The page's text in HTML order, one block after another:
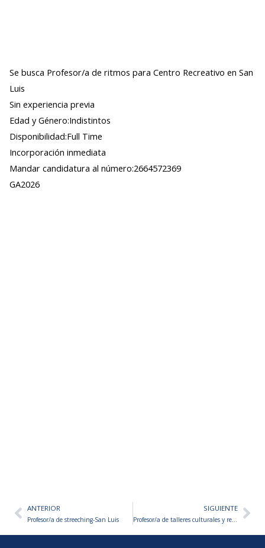
Se busca Profesor/a de ritmos para Centro Recreativo en San
Luis
Sin experiencia previa
Edad y Género:Indistintos
Disponibilidad:Full Time
Incorporación inmediata
Mandar candidatura al número:2664572369
GA2026
AntANTERIOR
Profesor/a de streeching-San Luis
SIGUIENTE
Profesor/a de talleres culturales y recreativos-San Luis